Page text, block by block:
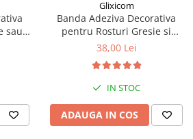
sau
Glixicom
Banda Adeziva Decorativa
pentru Rosturi Gresie si
Faianta 50 m x 5 mm Argintiu
38,00 Lei
IN STOC
ADAUGA IN COS